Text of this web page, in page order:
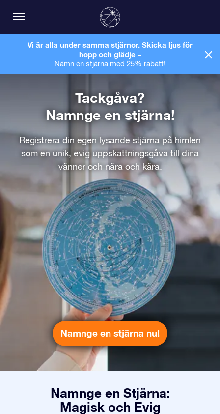
Vi är alla under samma stjärnor. Skicka ljus för
hopp och glädje –
Nämn en stjärna med 25% rabatt!
Tackgåva?
Namnge en stjärna!
Registrera din egen lysande stjärna på himlen
som en unik, evig uppskattningsgåva till dina
vänner och nära och kära.
Namnge en stjärna nu!
Namnge en Stjärna:
Magisk och Evig